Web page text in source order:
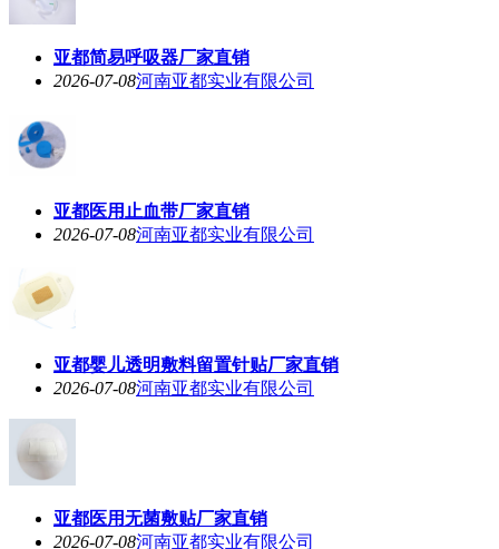
亚都简易呼吸器厂家直销
2026-07-08河南亚都实业有限公司
亚都医用止血带厂家直销
2026-07-08河南亚都实业有限公司
亚都婴儿透明敷料留置针贴厂家直销
2026-07-08河南亚都实业有限公司
亚都医用无菌敷贴厂家直销
2026-07-08河南亚都实业有限公司